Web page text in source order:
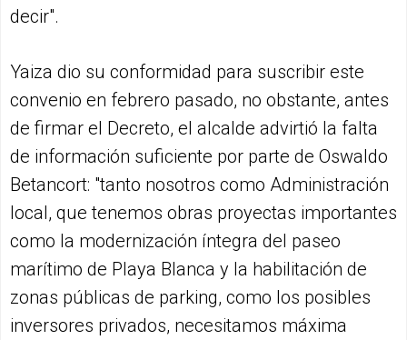
decir".
Yaiza dio su conformidad para suscribir este
convenio en febrero pasado, no obstante, antes
de firmar el Decreto, el alcalde advirtió la falta
de información suficiente por parte de Oswaldo
Betancort: "tanto nosotros como Administración
local, que tenemos obras proyectas importantes
como la modernización íntegra del paseo
marítimo de Playa Blanca y la habilitación de
zonas públicas de parking, como los posibles
inversores privados, necesitamos máxima